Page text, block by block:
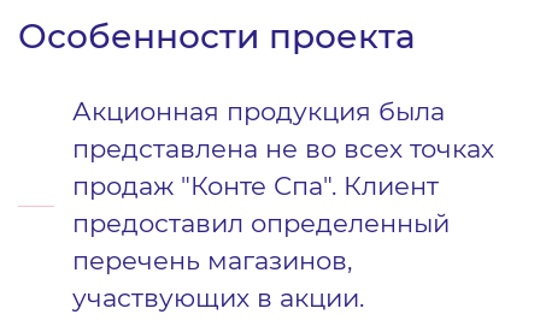
Особенности проекта
Акционная продукция была
представлена не во всех точках
продаж "Конте Спа". Клиент
предоставил определенный
перечень магазинов,
участвующих в акции.